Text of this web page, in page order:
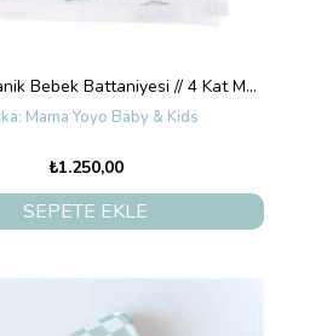
Minty - Organik Bebek Battaniyesi // 4 Kat Müslin (Mint Puantiye)
Mama Yoyo Baby & Kids
₺1.250,00
SEPETE EKLE